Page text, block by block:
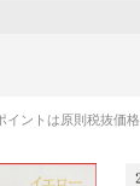
イントは原則税抜価